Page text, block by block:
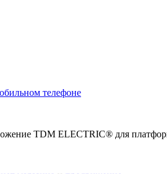
телефоне
TDM ELECTRIC® для